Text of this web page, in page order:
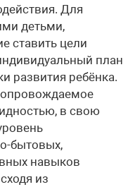
Для
детьми,
ставить цели
план
развития ребёнка.
в свою
бытовых,
навыков
из